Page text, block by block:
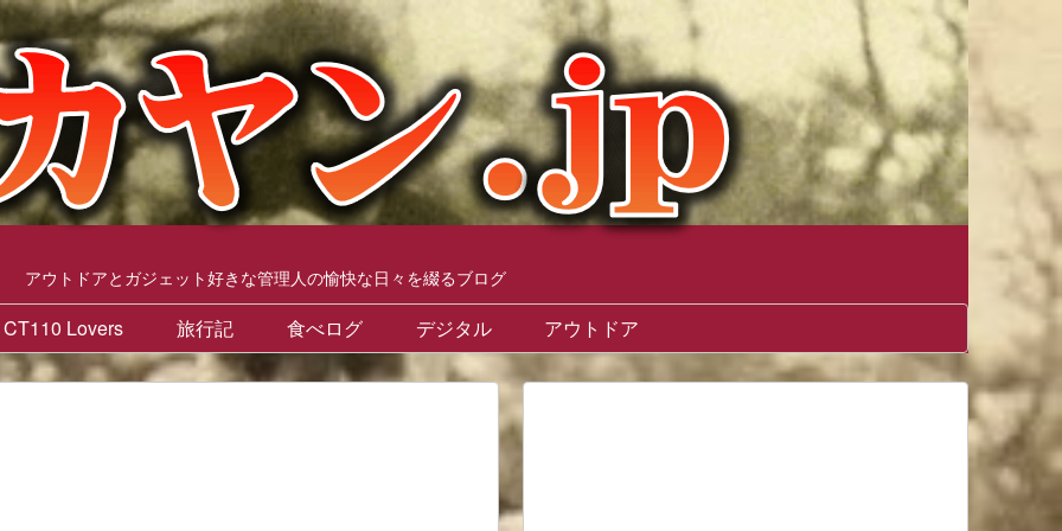
アウトドアとガジェット好きな管理人の愉快な日々を綴るブログ
CT110 Lovers 旅行記 食べログ デジタル アウトドア